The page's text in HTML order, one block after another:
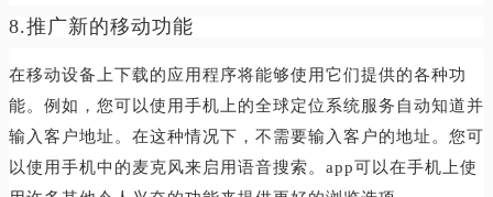
8.推广新的移动功能
在移动设备上下载的应用程序将能够使用它们提供的各种功
能。例如，您可以使用手机上的全球定位系统服务自动知道并
输入客户地址。在这种情况下，不需要输入客户的地址。您可
以使用手机中的麦克风来启用语音搜索。app可以在手机上使